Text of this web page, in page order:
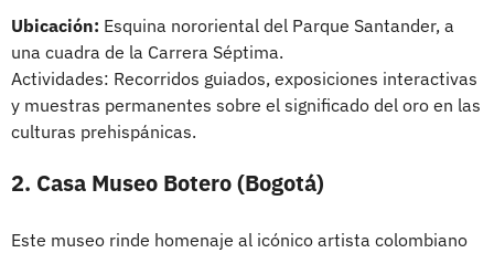
Ubicación: Esquina nororiental del Parque Santander, a
una cuadra de la Carrera Séptima.
Actividades: Recorridos guiados, exposiciones interactivas
y muestras permanentes sobre el significado del oro en las
culturas prehispánicas.
2. Casa Museo Botero (Bogotá)
Este museo rinde homenaje al icónico artista colombiano